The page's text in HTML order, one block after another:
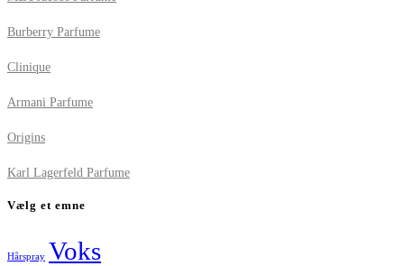
Burberry Parfume
Clinique
Armani Parfume
Origins
Karl Lagerfeld Parfume
Vælg et emne
Hårspray Voks